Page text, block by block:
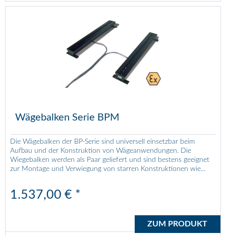
Wägebalken Serie BPM
Die Wägebalken der BP-Serie sind universell einsetzbar beim
Aufbau und der Konstruktion von Wägeanwendungen. Die
Wiegebalken werden als Paar geliefert und sind bestens geeignet
zur Montage und Verwiegung von starren Konstruktionen wie...
1.537,00 € *
ZUM PRODUKT